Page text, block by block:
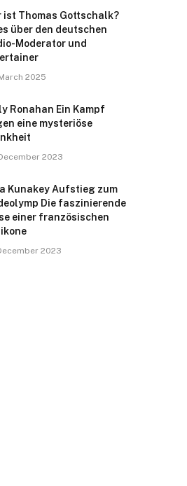
ist Thomas Gottschalk?
über den deutschen
Moderator und
2025
Ronahan Ein Kampf
eine mysteriöse
2023
Kunakey Aufstieg zum
Die faszinierende
einer französischen
2023